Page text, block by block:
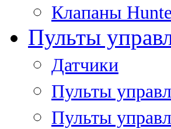
Клапаны
Пульты
Датчики
Пульты
Пульты